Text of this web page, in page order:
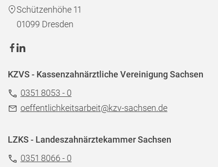
Schützenhöhe 11
01099 Dresden
KZVS - Kassenzahnärztliche Vereinigung Sachsen
0351 8053 - 0
oeffentlichkeitsarbeit@kzv-sachsen.de
LZKS - Landeszahnärztekammer Sachsen
0351 8066 - 0